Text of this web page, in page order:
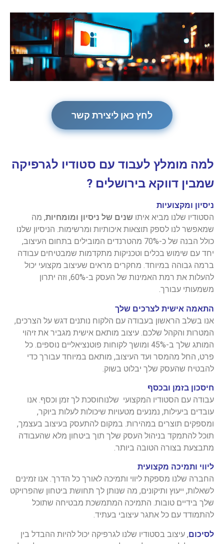
לחץ כאן ליצירת קשר
למה מומלץ לעבוד עם סטודיו לגרפיקה
שמבין דווקא בירושלים ?
ניסיון ומקצועיות
הסטודיו שלנו מביא איתו שנים של ניסיון ומומחיות, מה
שמאפשר לנו לספק תוצאות איכותיות ומרשימות. הניסיון שלנו
כולל הבנה של כ-70% מהטרנדים המובילים בתחום העיצוב,
יחד עם שימוש בכלים וטכניקות מתקדמות שמבטיחים עבודה
ברמה גבוהה במיוחד. מחקרים מראים שעיצוב מקצועי יכול
להעלות את רמת האמינות של העסק ב-60%, וזה יתרון
משמעותי עבורך.
התאמה אישית לצרכים שלך
אנו בשלב הראשון בעבודה עם הלקוח נותנים דגש על הצרכים,
המטרות והקהל שלכם. עיצוב מותאם אישית מגביר את זיהוי
המותג שלך ב-45% ומושך לקוחות פוטנציאליים נוספים. כל
פרט, החל מהמסר ועד העיצוב, מותאם במיוחד עבורך כדי
להבטיח שהעסק שלך יבלוט בשוק.
חיסכון בזמן ובכסף
עבודה עם הסטודיו המקצועי שלנוחוסכת לך זמן וכסף. אנו
עובדים ביעילות, נמנעים מטעויות שיכולות לעלות ביוקר,
ומספקים תוצרים במהירות. במקום להתעסק בעיצוב בעצמך,
תוכל להתמקד בניהול העסק שלך תוך ביטחון מלא שהעבודה
מתבצעת בצורה הטובה ביותר.
ליווי ותמיכה מקצועית
החברה שלנו מספקת ליווי ותמיכה לאורך כל הדרך. אנו זמינים
לשאלות, ייעוץ ותיקונים, מה שנותן לך תחושת ביטחון שהפרויקט
שלך בידיים טובות. התמיכה המתמשכת מבטיחה שתוכל
להתמודד עם כל אתגר עיצובי בעתיד.
לסיכום, עיצוב בסטודיו שלנו לגרפיקה יכול להיות ההבדל בין